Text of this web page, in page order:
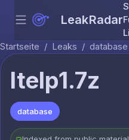
Menu LeakRadar
Startseite / Leaks / database
ltelp1.7z
database